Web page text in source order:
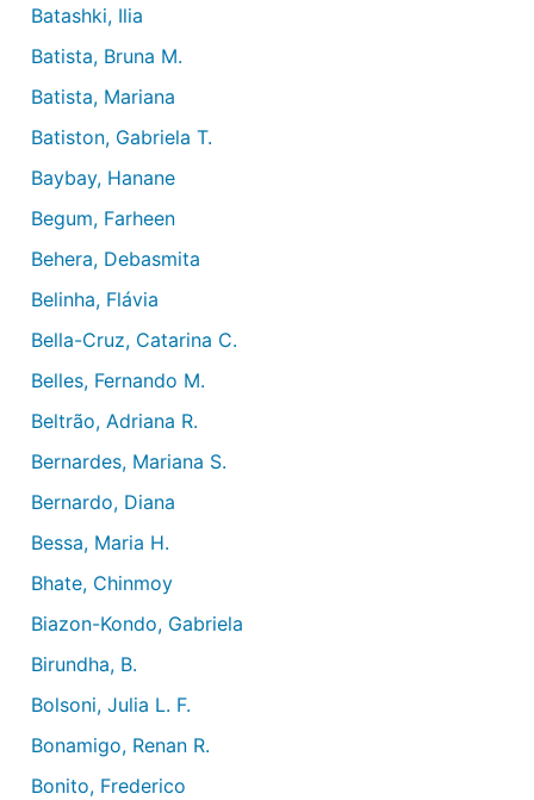
Batashki, Ilia
Batista, Bruna M.
Batista, Mariana
Batiston, Gabriela T.
Baybay, Hanane
Begum, Farheen
Behera, Debasmita
Belinha, Flávia
Bella-Cruz, Catarina C.
Belles, Fernando M.
Beltrão, Adriana R.
Bernardes, Mariana S.
Bernardo, Diana
Bessa, Maria H.
Bhate, Chinmoy
Biazon-Kondo, Gabriela
Birundha, B.
Bolsoni, Julia L. F.
Bonamigo, Renan R.
Bonito, Frederico